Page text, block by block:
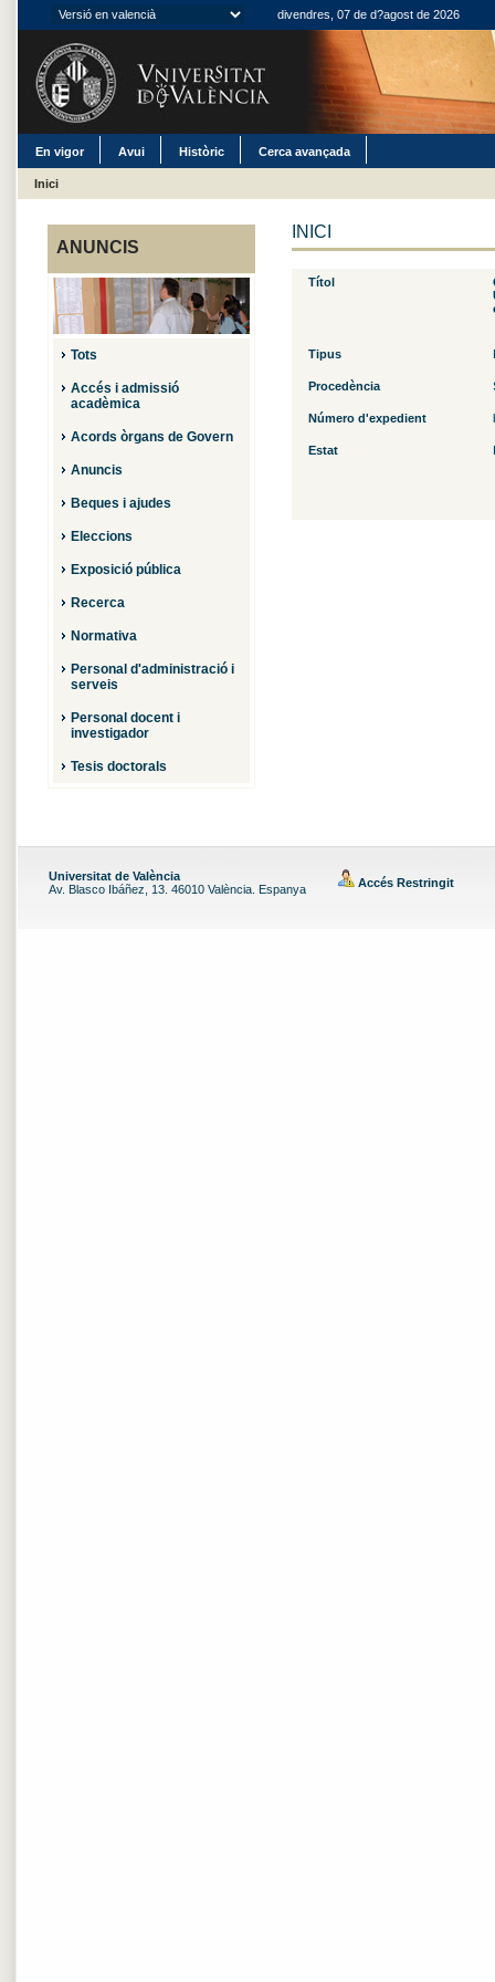
divendres, 07 de d?agost de 2026
En vigor Avui Històric Cerca avançada
Inici
ANUNCIS
Tots
Accés i admissió
acadèmica
Acords òrgans de Govern
Anuncis
Beques i ajudes
Eleccions
Exposició pública
Recerca
Normativa
Personal d'administració i
serveis
Personal docent i
investigador
Tesis doctorals
INICI
Títol
Tipus
Procedència
Número d'expedient
Estat
Universitat de València
Av. Blasco Ibáñez, 13. 46010 València. Espanya
Accés Restringit